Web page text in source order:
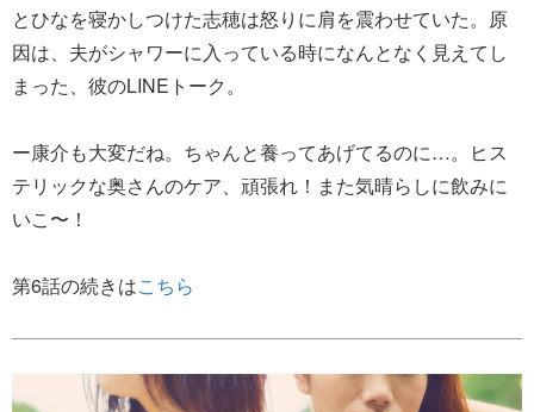
とひなを寝かしつけた志穂は怒りに肩を震わせていた。原
因は、夫がシャワーに入っている時になんとなく見えてし
まった、彼のLINEトーク。
ー康介も大変だね。ちゃんと養ってあげてるのに…。ヒス
テリックな奥さんのケア、頑張れ！また気晴らしに飲みに
いこ〜！
第6話の続きはこちら